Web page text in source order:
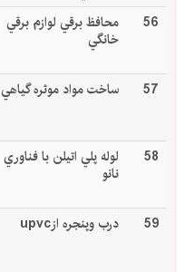
56 محافظ برقي لوازم برقي
خانگي
57 ساخت مواد موثره گياهي
58 لوله پلي اتيلن با فناوري
نانو
59 درب وپنجره ازupvc